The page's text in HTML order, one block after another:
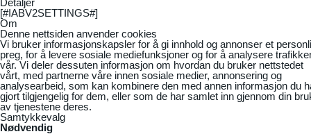
[#IABV2SETTINGS#]
Om
Denne nettsiden anvender cookies
Vi bruker informasjonskapsler for å gi innhold og annonser et
preg, for å levere sosiale mediefunksjoner og for å analysere
vår. Vi deler dessuten informasjon om hvordan du bruker nettstedet
vårt, med partnerne våre innen sosiale medier, annonsering og
analysearbeid, som kan kombinere den med annen informasjon du
gjort tilgjengelig for dem, eller som de har samlet inn gjennom din
av tjenestene deres.
Samtykkevalg
Nødvendig